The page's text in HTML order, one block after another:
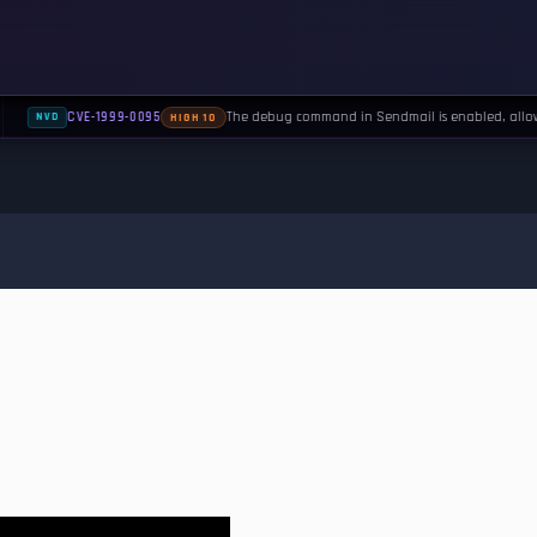
NVD CVE-1999-0095 HIGH 10 The debug command in Sendmail is enabled,